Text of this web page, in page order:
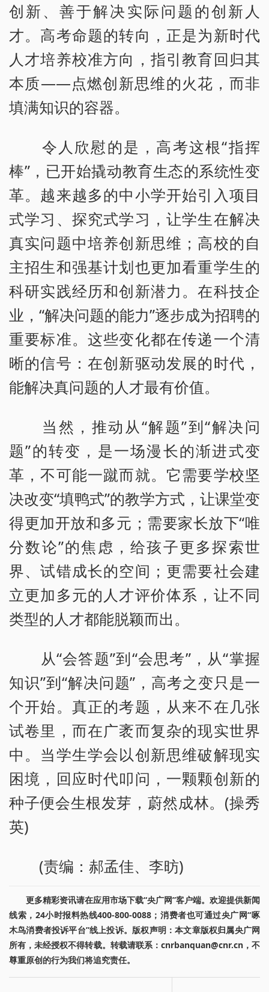
创新、善于解决实际问题的创新人
才。高考命题的转向，正是为新时代
人才培养校准方向，指引教育回归其
本质——点燃创新思维的火花，而非
填满知识的容器。
令人欣慰的是，高考这根“指挥
棒”，已开始撬动教育生态的系统性变
革。越来越多的中小学开始引入项目
式学习、探究式学习，让学生在解决
真实问题中培养创新思维；高校的自
主招生和强基计划也更加看重学生的
科研实践经历和创新潜力。在科技企
业，“解决问题的能力”逐步成为招聘的
重要标准。这些变化都在传递一个清
晰的信号：在创新驱动发展的时代，
能解决真问题的人才最有价值。
当然，推动从“解题”到“解决问
题”的转变，是一场漫长的渐进式变
革，不可能一蹴而就。它需要学校坚
决改变“填鸭式”的教学方式，让课堂变
得更加开放和多元；需要家长放下“唯
分数论”的焦虑，给孩子更多探索世
界、试错成长的空间；更需要社会建
立更加多元的人才评价体系，让不同
类型的人才都能脱颖而出。
从“会答题”到“会思考”，从“掌握
知识”到“解决问题”，高考之变只是一
个开始。真正的考题，从来不在几张
试卷里，而在广袤而复杂的现实世界
中。当学生学会以创新思维破解现实
困境，回应时代叩问，一颗颗创新的
种子便会生根发芽，蔚然成林。(操秀
英)
(责编：郝孟佳、李昉)
更多精彩资讯请在应用市场下载“央广网”客户端。欢迎提供新闻
线索，24小时报料热线400-800-0088；消费者也可通过央广网“啄
木鸟消费者投诉平台”线上投诉。版权声明：本文章版权归属央广网
所有，未经授权不得转载。转载请联系：cnrbanquan@cnr.cn，不
尊重原创的行为我们将追究责任。